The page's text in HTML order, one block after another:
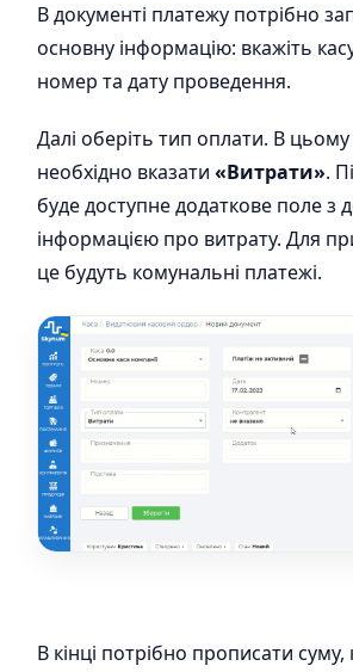
В документі платежу потрібно
основну інформацію: вкажіть
номер та дату проведення.
Далі оберіть тип оплати. В
необхідно вказати «Витрати».
буде доступне додаткове поле з
інформацією про витрату. Для
це будуть комунальні платежі.
В кінці потрібно прописати суму,